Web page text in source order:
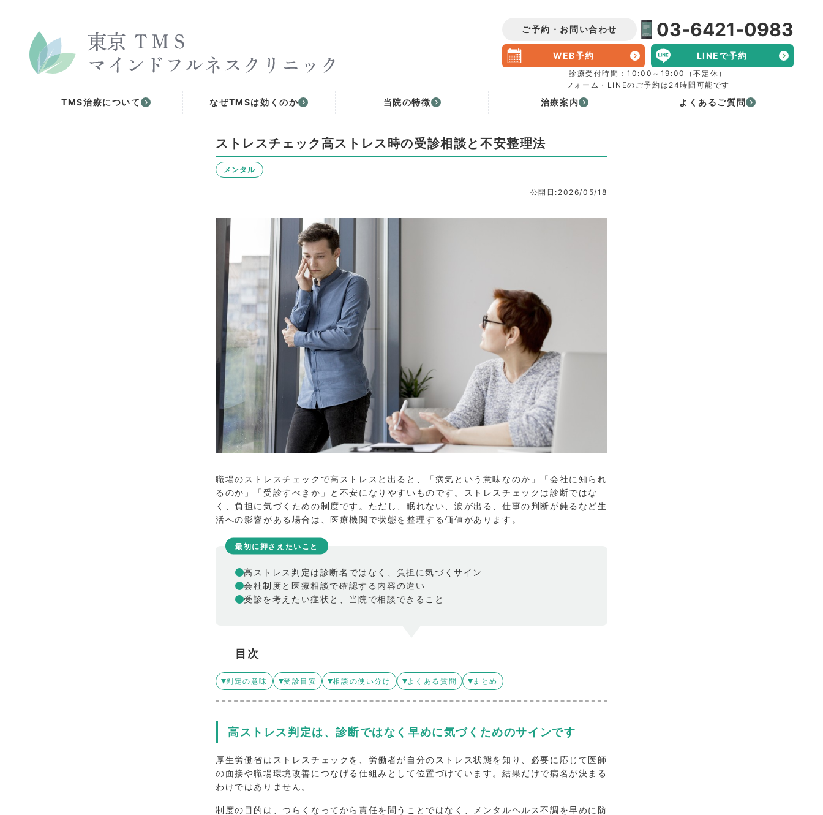
ご予約・お問い合わせ 03-6421-0983
WEB予約 LINEで予約
診療受付時間：10:00～19:00（不定休）
フォーム・LINEのご予約は24時間可能です
TMS治療について なぜTMSは効くのか 当院の特徴 治療案内 よくあるご質問
ストレスチェック高ストレス時の受診相談と不安整理法
メンタル
公開日:2026/05/18
職場のストレスチェックで高ストレスと出ると、「病気という意味なのか」「会社に知られ
るのか」「受診すべきか」と不安になりやすいものです。ストレスチェックは診断ではな
く、負担に気づくための制度です。ただし、眠れない、涙が出る、仕事の判断が鈍るなど生
活への影響がある場合は、医療機関で状態を整理する価値があります。
最初に押さえたいこと
高ストレス判定は診断名ではなく、負担に気づくサイン
会社制度と医療相談で確認する内容の違い
受診を考えたい症状と、当院で相談できること
目次
判定の意味 受診目安 相談の使い分け よくある質問 まとめ
高ストレス判定は、診断ではなく早めに気づくためのサインです
厚生労働省はストレスチェックを、労働者が自分のストレス状態を知り、必要に応じて医師
の面接や職場環境改善につなげる仕組みとして位置づけています。結果だけで病名が決まる
わけではありません。
制度の目的は、つらくなってから責任を問うことではなく、メンタルヘルス不調を早めに防